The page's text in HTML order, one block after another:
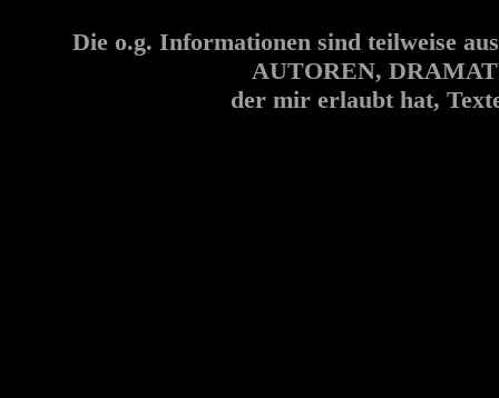
Die o.g. Informationen sind teilweise
AUTOREN,
der mir erlaubt hat,